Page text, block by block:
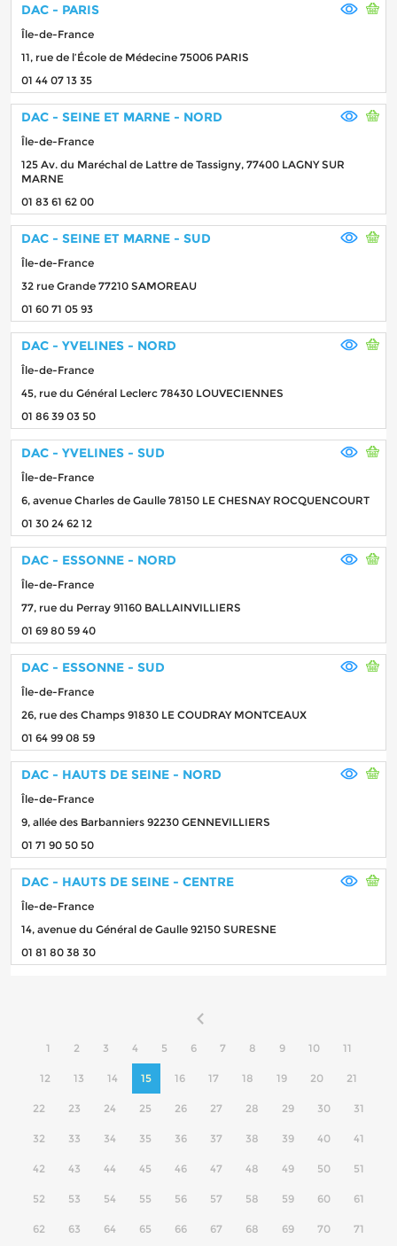
DAC - PARIS
Île-de-France
11, rue de l’École de Médecine 75006 PARIS
01 44 07 13 35
DAC - SEINE ET MARNE - NORD
Île-de-France
125 Av. du Maréchal de Lattre de Tassigny, 77400 LAGNY SUR
MARNE
01 83 61 62 00
DAC - SEINE ET MARNE - SUD
Île-de-France
32 rue Grande 77210 SAMOREAU
01 60 71 05 93
DAC - YVELINES - NORD
Île-de-France
45, rue du Général Leclerc 78430 LOUVECIENNES
01 86 39 03 50
DAC - YVELINES - SUD
Île-de-France
6, avenue Charles de Gaulle 78150 LE CHESNAY ROCQUENCOURT
01 30 24 62 12
DAC - ESSONNE - NORD
Île-de-France
77, rue du Perray 91160 BALLAINVILLIERS
01 69 80 59 40
DAC - ESSONNE - SUD
Île-de-France
26, rue des Champs 91830 LE COUDRAY MONTCEAUX
01 64 99 08 59
DAC - HAUTS DE SEINE - NORD
Île-de-France
9, allée des Barbanniers 92230 GENNEVILLIERS
01 71 90 50 50
DAC - HAUTS DE SEINE - CENTRE
Île-de-France
14, avenue du Général de Gaulle 92150 SURESNE
01 81 80 38 30
1 2 3 4 5 6 7 8 9 10 11
12 13 14 15 16 17 18 19 20 21
22 23 24 25 26 27 28 29 30 31
32 33 34 35 36 37 38 39 40 41
42 43 44 45 46 47 48 49 50 51
52 53 54 55 56 57 58 59 60 61
62 63 64 65 66 67 68 69 70 71